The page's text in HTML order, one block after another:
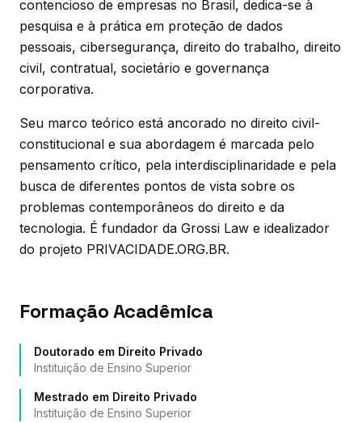
contencioso de empresas no Brasil, dedica-se à
pesquisa e à prática em proteção de dados
pessoais, cibersegurança, direito do trabalho, direito
civil, contratual, societário e governança
corporativa.
Seu marco teórico está ancorado no direito civil-
constitucional e sua abordagem é marcada pelo
pensamento crítico, pela interdisciplinaridade e pela
busca de diferentes pontos de vista sobre os
problemas contemporâneos do direito e da
tecnologia. É fundador da Grossi Law e idealizador
do projeto PRIVACIDADE.ORG.BR.
Formação Acadêmica
Doutorado em Direito Privado
Instituição de Ensino Superior
Mestrado em Direito Privado
Instituição de Ensino Superior